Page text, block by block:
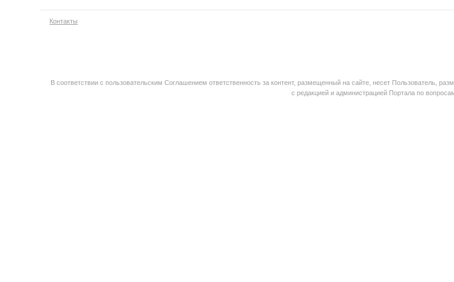
Контакты
В соответствии с пользовательским Соглашением ответственность за контент, размещенный на сайте, несет Пользователь,
с редакцией и администрацией Портала по